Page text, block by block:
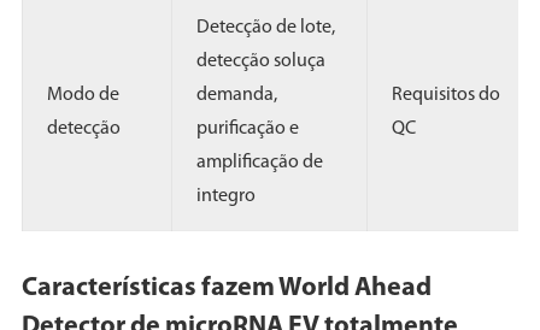
Modo de
detecção
Detecção de lote,
detecção soluça
demanda,
purificação e
amplificação de
integro
Requisitos do
QC
Características fazem World Ahead